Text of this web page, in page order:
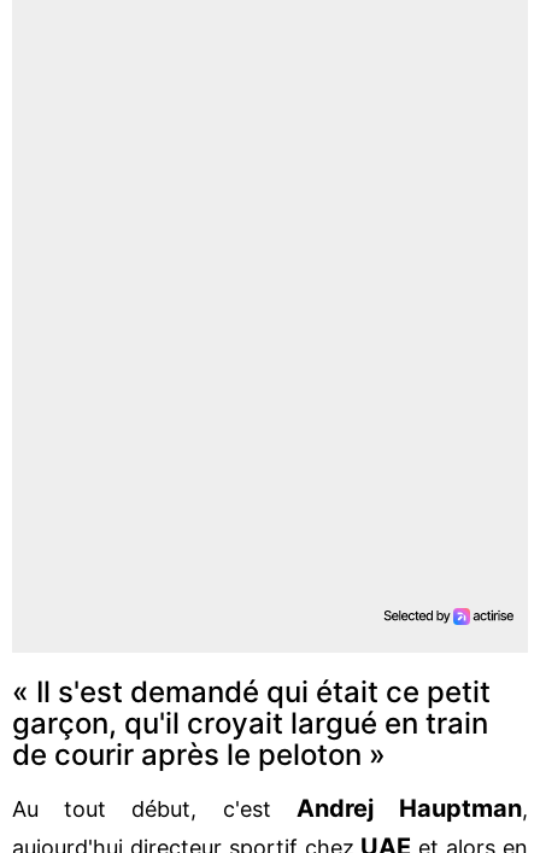
« Il s'est demandé qui était ce petit
garçon, qu'il croyait largué en train
de courir après le peloton »
Au tout début, c'est Andrej Hauptman,
aujourd'hui directeur sportif chez UAE et alors en